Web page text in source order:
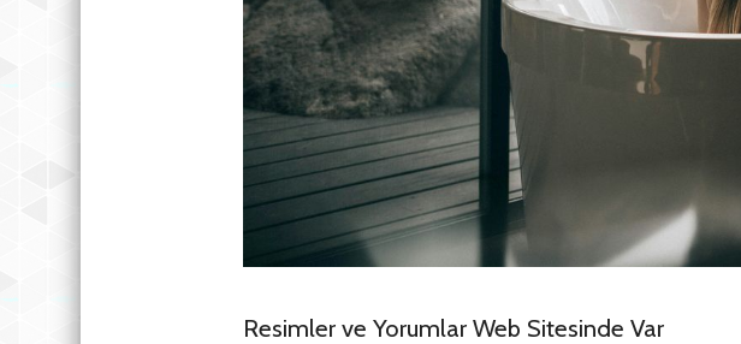
Resimler ve Yorumlar Web Sitesinde Var